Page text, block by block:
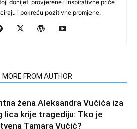
donijeti provjerene i inspirativne priče
i pokreću pozitivne promjene.
MORE FROM AUTHOR
žena Aleksandra Vučića iza
lica krije tragediju: Tko je
Tamara Vučić?